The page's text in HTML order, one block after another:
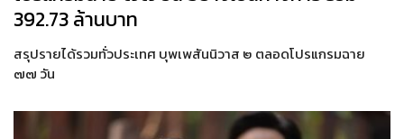
392.73 ล้านบาท
สรุปรายได้รวมทั่วประเทศ บุพเพสันนิวาส ๒ ตลอดโปรแกรมฉาย
๗๗ วัน